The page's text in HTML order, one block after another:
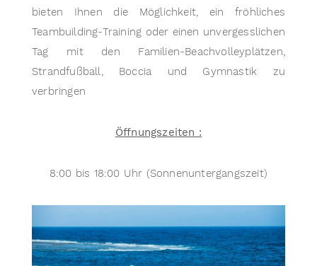
bieten Ihnen die Möglichkeit, ein fröhliches
Teambuilding-Training oder einen unvergesslichen
Tag mit den Familien-Beachvolleyplätzen,
Strandfußball, Boccia und Gymnastik zu
verbringen
Öffnungszeiten :
8:00 bis 18:00 Uhr (Sonnenuntergangszeit)